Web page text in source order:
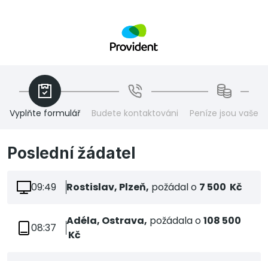
Vyplňte formulář Budete kontaktováni Peníze jsou vaše
Poslední žádatel
09:49 Rostislav, Plzeň, požádal o 7 500 Kč
08:37
Adéla, Ostrava, požádala o108 500
Kč